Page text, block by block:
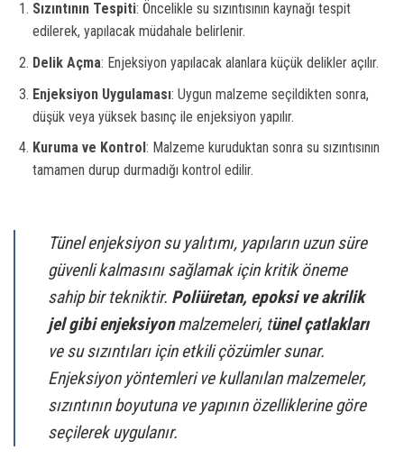
Sızıntının Tespiti: Öncelikle su sızıntısının kaynağı tespit
edilerek, yapılacak müdahale belirlenir.
Delik Açma: Enjeksiyon yapılacak alanlara küçük delikler açılır.
Enjeksiyon Uygulaması: Uygun malzeme seçildikten sonra,
düşük veya yüksek basınç ile enjeksiyon yapılır.
Kuruma ve Kontrol : Malzeme kuruduktan sonra su sızıntısının
tamamen durup durmadığı kontrol edilir.
Tünel enjeksiyon su yalıtımı, yapıların uzun süre
güvenli kalmasını sağlamak için kritik öneme
sahip bir tekniktir. Poliüretan, epoksi ve akrilik
jel gibi enjeksiyonmalzemeleri, tünel çatlakları
ve su sızıntıları için etkili çözümler sunar.
Enjeksiyon yöntemleri ve kullanılan malzemeler,
sızıntının boyutuna ve yapının özelliklerine göre
seçilerek uygulanır.